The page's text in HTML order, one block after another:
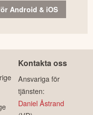
Android & iOS
Kontakta oss
Ansvariga för
tjänsten:
Daniel Åstrand